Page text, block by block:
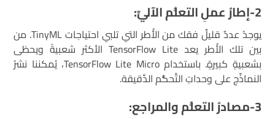
2-إطارُ عملِ التعلُّم الآليِّ:
يوجدُ عددٌ قليلٌ فقك من الأُطر التي تلبي احتياجات TinyML. من
بين تلك الأُطر يعد TensorFlow Lite الأكثر شعبيةً ويحظى
بشعبيةٍ كبيرةٍ. باستخدام TensorFlow Lite Micro، يُمكننا نشرُ
النماذِّج على وحداتِ التَّحكُّم الدَّقيقة.
3-مصادرُ التعلُّم والمراجع: